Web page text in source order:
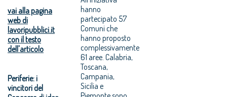
vai alla pagina
web di
lavoripubblici.it
con il testo
dell'articolo
Periferie: i
vincitori del
hanno
partecipato 57
Comuni che
hanno proposto
complessivamente
61 aree. Calabria,
Toscana,
Campania,
Sicilia e